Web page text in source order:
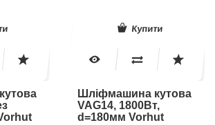
Купити
Шліфмашина кутова
VAG14, 1800Вт,
d=180мм Vorhut